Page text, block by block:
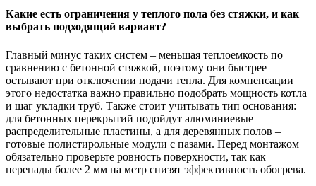
Какие есть ограничения у теплого пола без стяжки, и как
выбрать подходящий вариант?
Главный минус таких систем – меньшая теплоемкость по
сравнению с бетонной стяжкой, поэтому они быстрее
остывают при отключении подачи тепла. Для компенсации
этого недостатка важно правильно подобрать мощность котла
и шаг укладки труб. Также стоит учитывать тип основания:
для бетонных перекрытий подойдут алюминиевые
распределительные пластины, а для деревянных полов –
готовые полистирольные модули с пазами. Перед монтажом
обязательно проверьте ровность поверхности, так как
перепады более 2 мм на метр снизят эффективность обогрева.